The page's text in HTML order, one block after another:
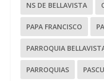
NS DE BELLAVISTA
PAPA FRANCISCO
PARROQUIA
PARROQUIAS